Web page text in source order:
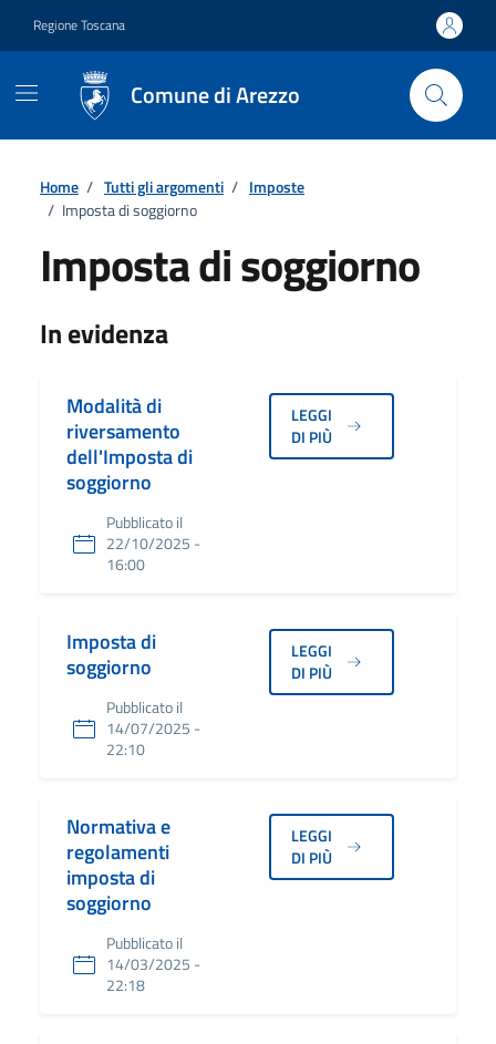
Regione Toscana
Comune di Arezzo
Home / Tutti gli argomenti / Imposte
/ Imposta di soggiorno
Imposta di soggiorno
Dettagli
In evidenza
Modalità di
riversamento
dell'Imposta di
soggiorno
Pubblicato il
22/10/2025 -
16:00
LEGGI
DI PIÙ
Imposta di
soggiorno
Pubblicato il
14/07/2025 -
22:10
LEGGI
DI PIÙ
Normativa e
regolamenti
imposta di
soggiorno
Pubblicato il
14/03/2025 -
22:18
LEGGI
DI PIÙ